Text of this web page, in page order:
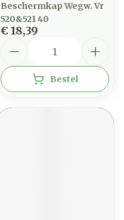
Beschermkap Wegw. Vr
520&521 40
€ 18,39
Bestel